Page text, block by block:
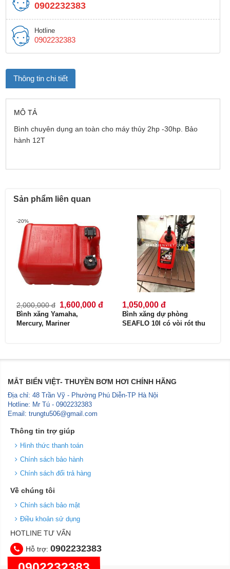
0902232383
Hotline
0902232383
Thông tin chi tiết
MÔ TẢ
Bình chuyên dụng an toàn cho máy thủy 2hp -30hp. Bảo
hành 12T
Sản phẩm liên quan
-20%
2,000,000 đ 1,600,000 đ
Bình xăng Yamaha,
Mercury, Mariner
1,050,000 đ
Bình xăng dự phòng
SEAFLO 10l có vòi rót thu
MẮT BIỂN VIỆT- THUYỀN BƠM HƠI CHÍNH HÃNG
Địa chỉ: 48 Trần Vỹ - Phường Phú Diễn-TP Hà Nội
Hotline: Mr Tú - 0902232383
Email: trungtu506@gmail.com
Thông tin trợ giúp
Hình thức thanh toán
Chính sách bảo hành
Chính sách đổi trả hàng
Về chúng tôi
Chính sách bảo mật
Điều khoản sử dụng
HOTLINE TƯ VẤN
Hỗ trợ: 0902232383